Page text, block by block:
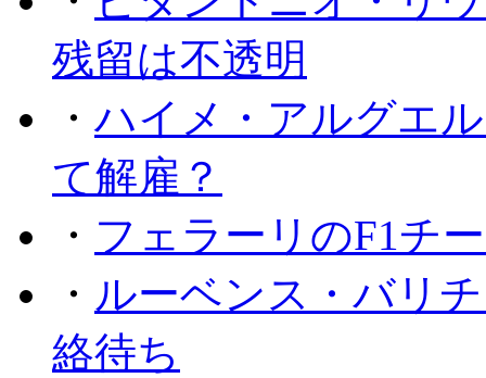
残留は不透明
・ハイメ・アルグエ
て解雇？
・ フェラーリのF1チ
・ ルーベンス・バリ
絡待ち